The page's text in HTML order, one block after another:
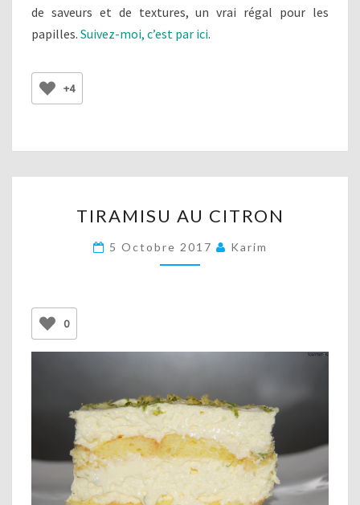
de saveurs et de textures, un vrai régal pour les
papilles. Suivez-moi, c’est par ici.
+4
AU
CITRON
TIRAMISU AU CITRON
5 Octobre 2017 Karim
0